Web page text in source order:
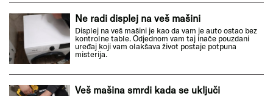
Ne radi displej na veš mašini
Displej na veš mašini je kao da vam je auto ostao bez
kontrolne table. Odjednom vam taj inače pouzdani
uređaj koji vam olakšava život postaje potpuna
misterija.
Veš mašina smrdi kada se uključi